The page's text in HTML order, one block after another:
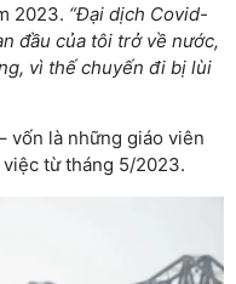
2023. “Đại dịch Covid-
đầu của tôi trở về nước,
vì thế chuyến đi bị lùi
vốn là những giáo viên
từ tháng 5/2023.